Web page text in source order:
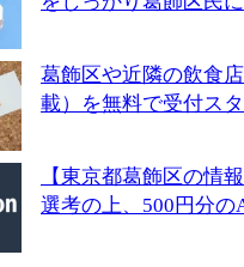
葛飾区や近隣の飲食
載）を無料で受付スタ
【東京都葛飾区の情
選考の上、500円分の